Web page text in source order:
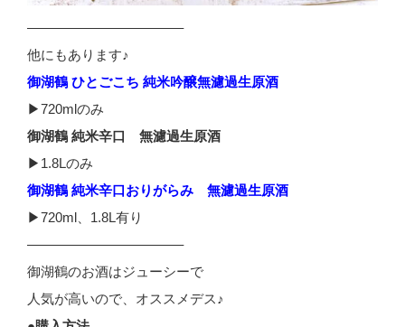
———————————–
他にもあります♪
御湖鶴 ひとごこち 純米吟醸無濾過生原酒
▶720mlのみ
御湖鶴 純米辛口 無濾過生原酒
▶1.8Lのみ
御湖鶴 純米辛口おりがらみ 無濾過生原酒
▶720ml、1.8L有り
———————————–
御湖鶴のお酒はジューシーで
人気が高いので、オススメデス♪